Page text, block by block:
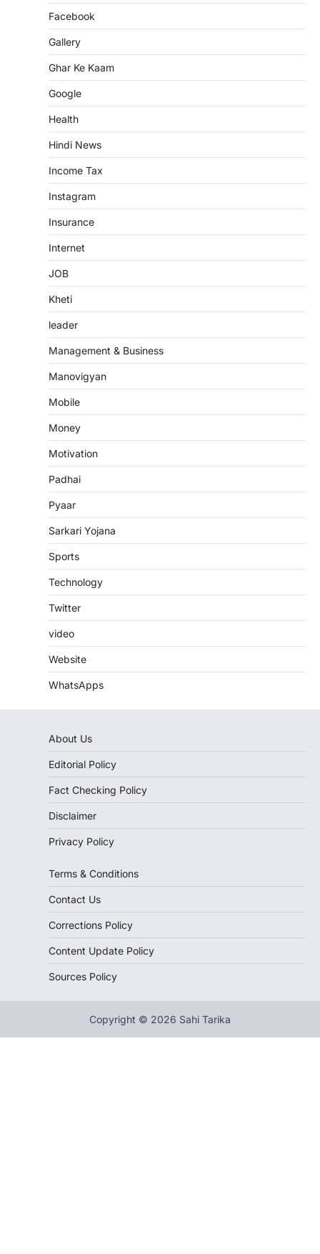
Facebook
Gallery
Ghar Ke Kaam
Google
Health
Hindi News
Income Tax
Instagram
Insurance
Internet
JOB
Kheti
leader
Management & Business
Manovigyan
Mobile
Money
Motivation
Padhai
Pyaar
Sarkari Yojana
Sports
Technology
Twitter
video
Website
WhatsApps
About Us
Editorial Policy
Fact Checking Policy
Disclaimer
Privacy Policy
Terms & Conditions
Contact Us
Corrections Policy
Content Update Policy
Sources Policy